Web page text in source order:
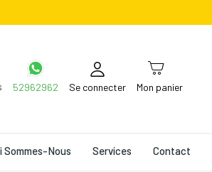
52962962 Se connecter Mon panier
Sommes-Nous Services Contact